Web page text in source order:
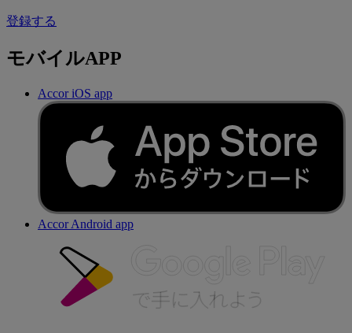
登録する
モバイルAPP
Accor iOS app
Accor Android app